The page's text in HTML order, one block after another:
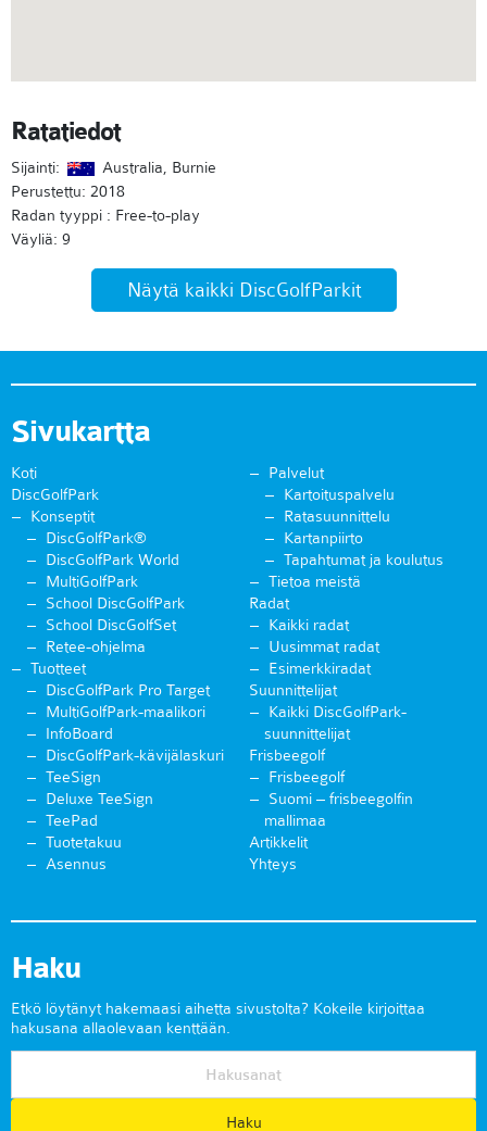
Ratatiedot
Sijainti:
Australia, Burnie
Perustettu: 2018
Radan tyyppi : Free-to-play
Väyliä: 9
Näytä kaikki DiscGolfParkit
Sivukartta
Koti
DiscGolfPark
Konseptit
DiscGolfPark®
DiscGolfPark World
MultiGolfPark
School DiscGolfPark
School DiscGolfSet
Retee-ohjelma
Tuotteet
DiscGolfPark Pro Target
MultiGolfPark-maalikori
InfoBoard
DiscGolfPark-kävijälaskuri
TeeSign
Deluxe TeeSign
TeePad
Tuotetakuu
Asennus
Palvelut
Kartoituspalvelu
Ratasuunnittelu
Kartanpiirto
Tapahtumat ja koulutus
Tietoa meistä
Radat
Kaikki radat
Uusimmat radat
Esimerkkiradat
Suunnittelijat
Kaikki DiscGolfPark-
suunnittelijat
Frisbeegolf
Frisbeegolf
Suomi – frisbeegolfin
mallimaa
Artikkelit
Yhteys
Haku
Etkö löytänyt hakemaasi aihetta sivustolta? Kokeile kirjoittaa
hakusana allaolevaan kenttään.